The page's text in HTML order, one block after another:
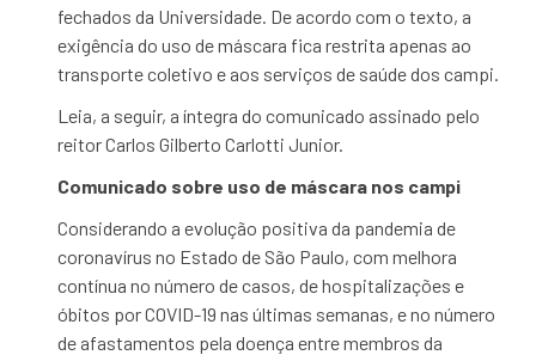
fechados da Universidade. De acordo com o texto, a
exigência do uso de máscara fica restrita apenas ao
transporte coletivo e aos serviços de saúde dos campi.
Leia, a seguir, a íntegra do comunicado assinado pelo
reitor Carlos Gilberto Carlotti Junior.
Comunicado sobre uso de máscara nos campi
Considerando a evolução positiva da pandemia de
coronavírus no Estado de São Paulo, com melhora
contínua no número de casos, de hospitalizações e
óbitos por COVID-19 nas últimas semanas, e no número
de afastamentos pela doença entre membros da